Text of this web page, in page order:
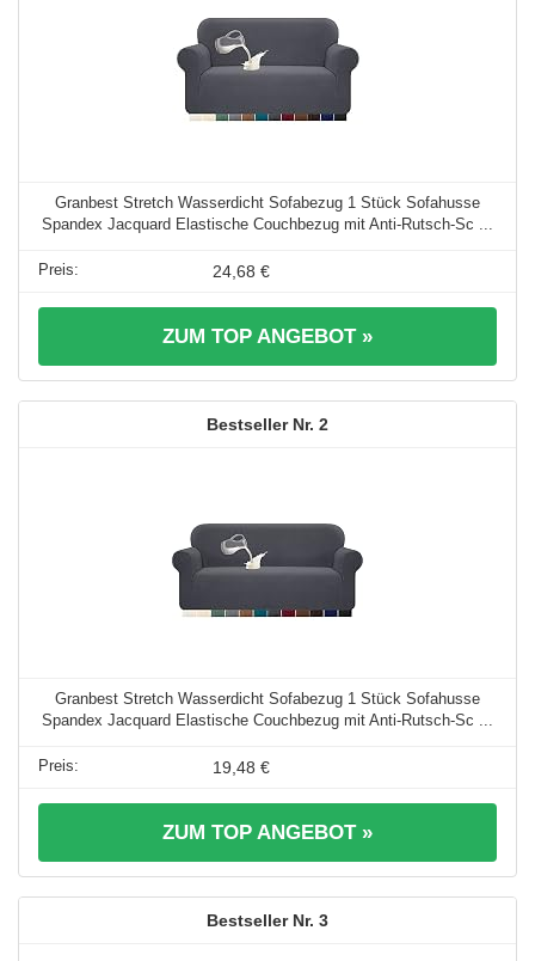
Granbest Stretch Wasserdicht Sofabezug 1 Stück Sofahusse
Spandex Jacquard Elastische Couchbezug mit Anti-Rutsch-Sc ...
24,68 €
ZUM TOP ANGEBOT »
2
Granbest Stretch Wasserdicht Sofabezug 1 Stück Sofahusse
Spandex Jacquard Elastische Couchbezug mit Anti-Rutsch-Sc ...
19,48 €
ZUM TOP ANGEBOT »
3